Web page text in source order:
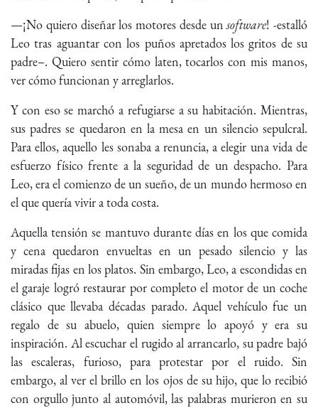
—¡No quiero diseñar los motores desde unsoftware! -estalló
Leo tras aguantar con los puños apretados los gritos de su
padre–. Quiero sentir cómo laten, tocarlos con mis manos,
ver cómo funcionan y arreglarlos.
Y con eso se marchó a refugiarse a su habitación. Mientras,
sus padres se quedaron en la mesa en un silencio sepulcral.
Para ellos, aquello les sonaba a renuncia, a elegir una vida de
esfuerzo físico frente a la seguridad de un despacho. Para
Leo, era el comienzo de un sueño, de un mundo hermoso en
el que quería vivir a toda costa.
Aquella tensión se mantuvo durante días en los que comida
y cena quedaron envueltas en un pesado silencio y las
miradas fijas en los platos. Sin embargo, Leo, a escondidas en
el garaje logró restaurar por completo el motor de un coche
clásico que llevaba décadas parado. Aquel vehículo fue un
regalo de su abuelo, quien siempre lo apoyó y era su
inspiración. Al escuchar el rugido al arrancarlo, su padre bajó
las escaleras, furioso, para protestar por el ruido. Sin
embargo, al ver el brillo en los ojos de su hijo, que lo recibió
con orgullo junto al automóvil, las palabras murieron en su